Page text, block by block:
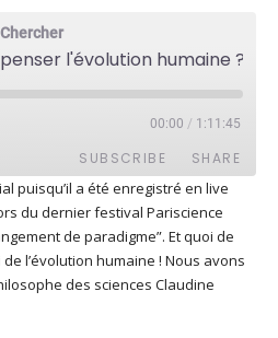
00:00 / 1:11:45
SUBSCRIBE SHARE
Deezer
PocketCasts
RSS
puisqu’il a été enregistré en live
du dernier festival Pariscience
de paradigme”. Et quoi de
l’évolution humaine ! Nous avons
des sciences Claudine